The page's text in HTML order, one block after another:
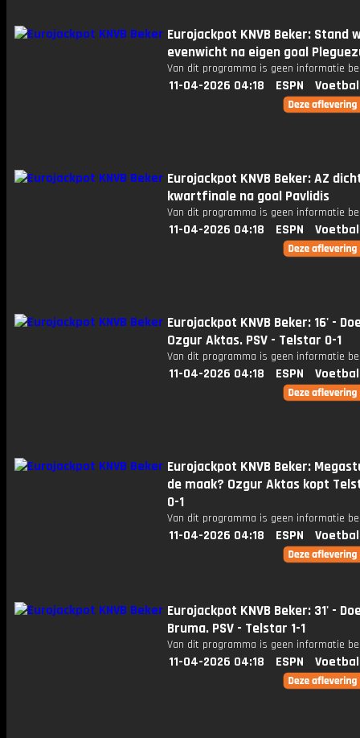
Eurojackpot KNVB Beker: Stand
evenwicht na eigen goal
Van dit programma is geen informatie
11-04-2026 04:18 ESPN
Eurojackpot KNVB Beker: AZ
kwartfinale na goal Pavlidis
Van dit programma is geen informatie
11-04-2026 04:18 ESPN
Eurojackpot KNVB Beker: 16' -
Ozgur Aktas. PSV - Telstar 0-1
Van dit programma is geen informatie
11-04-2026 04:18 ESPN
Eurojackpot KNVB Beker:
de maak? Ozgur Aktas kopt
0-1
Van dit programma is geen informatie
11-04-2026 04:18 ESPN
Eurojackpot KNVB Beker: 31' -
Bruma. PSV - Telstar 1-1
Van dit programma is geen informatie
11-04-2026 04:18 ESPN